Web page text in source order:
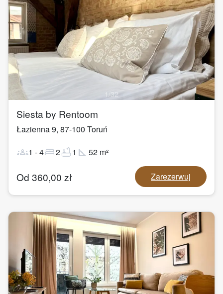
1 /32
Siesta by Rentoom
Łazienna 9, 87-100 Toruń
groups1 -4bed2bathtub1 square_foot 52 m²
Od 360,00 zł Zarezerwuj